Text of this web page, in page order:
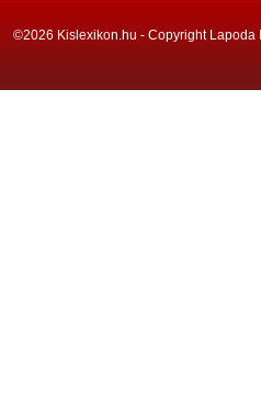
©2026 Kislexikon.hu - Copyright Lapoda